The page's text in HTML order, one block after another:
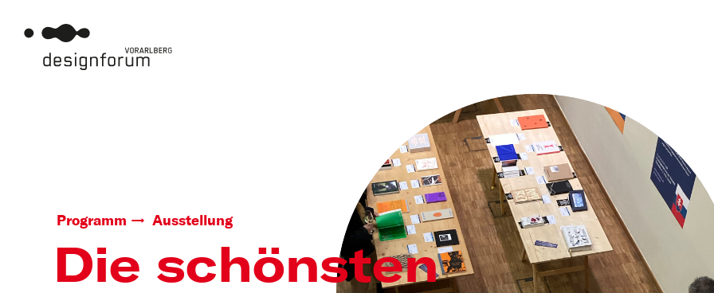
Programm Ausstellung
Die schönsten